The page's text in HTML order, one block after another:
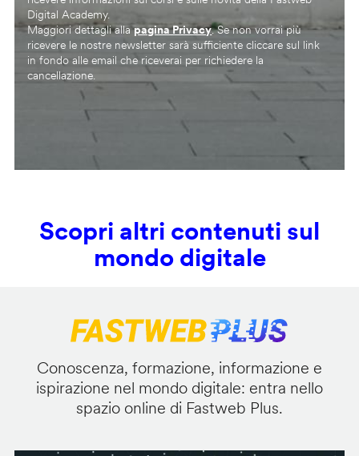
Digital Academy.
Maggiori dettagli allapagina Privacy. Se non vorrai più
ricevere le nostre newsletter sarà sufficiente cliccare sul link
in fondo alle email che riceverai per richiedere la
cancellazione.
Scopri altri contenuti sul
mondo digitale
Conoscenza, formazione, informazione e
ispirazione nel mondo digitale: entra nello
spazio online di Fastweb Plus.